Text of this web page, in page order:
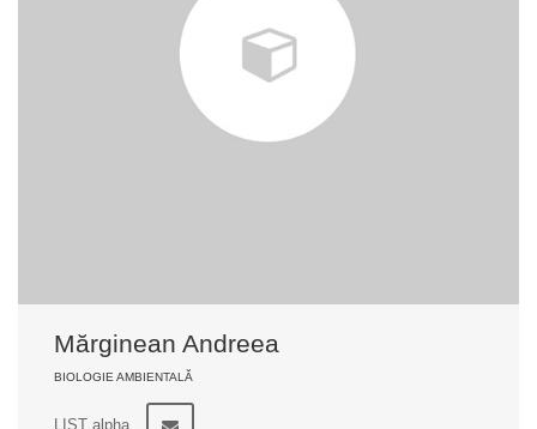
Mărginean Andreea
BIOLOGIE AMBIENTALĂ
LIST alpha